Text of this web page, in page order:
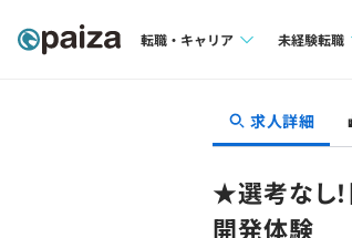
転職・キャリア
転職成功ガイド
未経験転職
求人検索
転職成功
求人詳細
★選考なし
開発体験